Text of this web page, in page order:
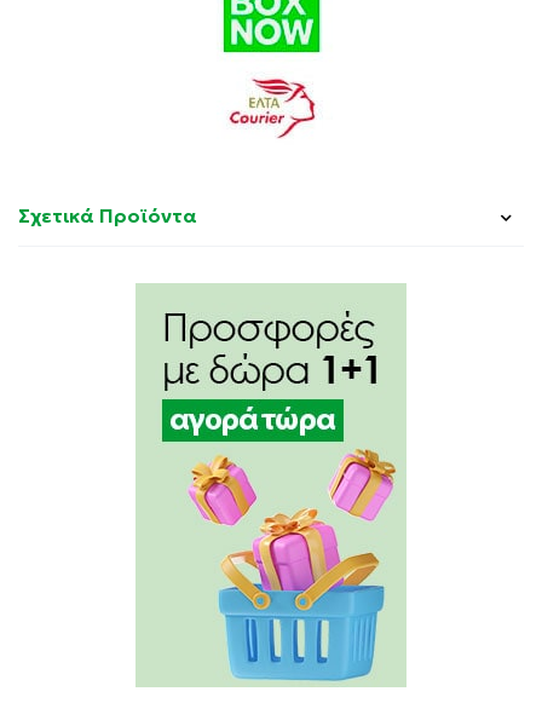
Σχετικά Προϊόντα